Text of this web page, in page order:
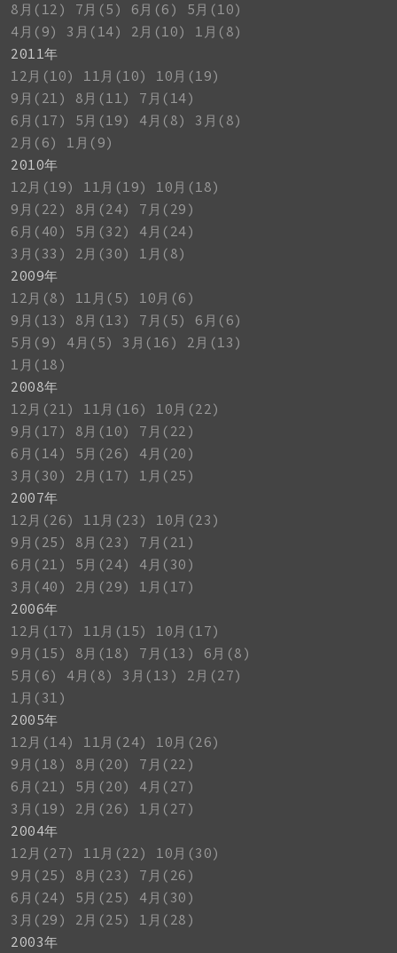
8月(12)
7月(5) 6月(6)
5月(10)
4月(9)
3月(14) 2月(10)
1月(8)
2011年
12月(10)
11月(10)
10月(19)
9月(21)
8月(11)
7月(14)
6月(17)
5月(19) 4月(8)
3月(8)
2月(6)
1月(9)
2010年
12月(19)
11月(19)
10月(18)
9月(22)
8月(24)
7月(29)
6月(40)
5月(32)
4月(24)
3月(33)
2月(30)
1月(8)
2009年
12月(8)
11月(5)
10月(6)
9月(13)
8月(13) 7月(5)
6月(6)
5月(9)
4月(5) 3月(16)
2月(13)
1月(18)
2008年
12月(21)
11月(16)
10月(22)
9月(17)
8月(10)
7月(22)
6月(14)
5月(26)
4月(20)
3月(30)
2月(17)
1月(25)
2007年
12月(26)
11月(23)
10月(23)
9月(25)
8月(23)
7月(21)
6月(21)
5月(24)
4月(30)
3月(40)
2月(29)
1月(17)
2006年
12月(17)
11月(15)
10月(17)
9月(15)
8月(18) 7月(13)
6月(8)
5月(6)
4月(8) 3月(13)
2月(27)
1月(31)
2005年
12月(14)
11月(24)
10月(26)
9月(18)
8月(20)
7月(22)
6月(21)
5月(20)
4月(27)
3月(19)
2月(26)
1月(27)
2004年
12月(27)
11月(22)
10月(30)
9月(25)
8月(23)
7月(26)
6月(24)
5月(25)
4月(30)
3月(29)
2月(25)
1月(28)
2003年